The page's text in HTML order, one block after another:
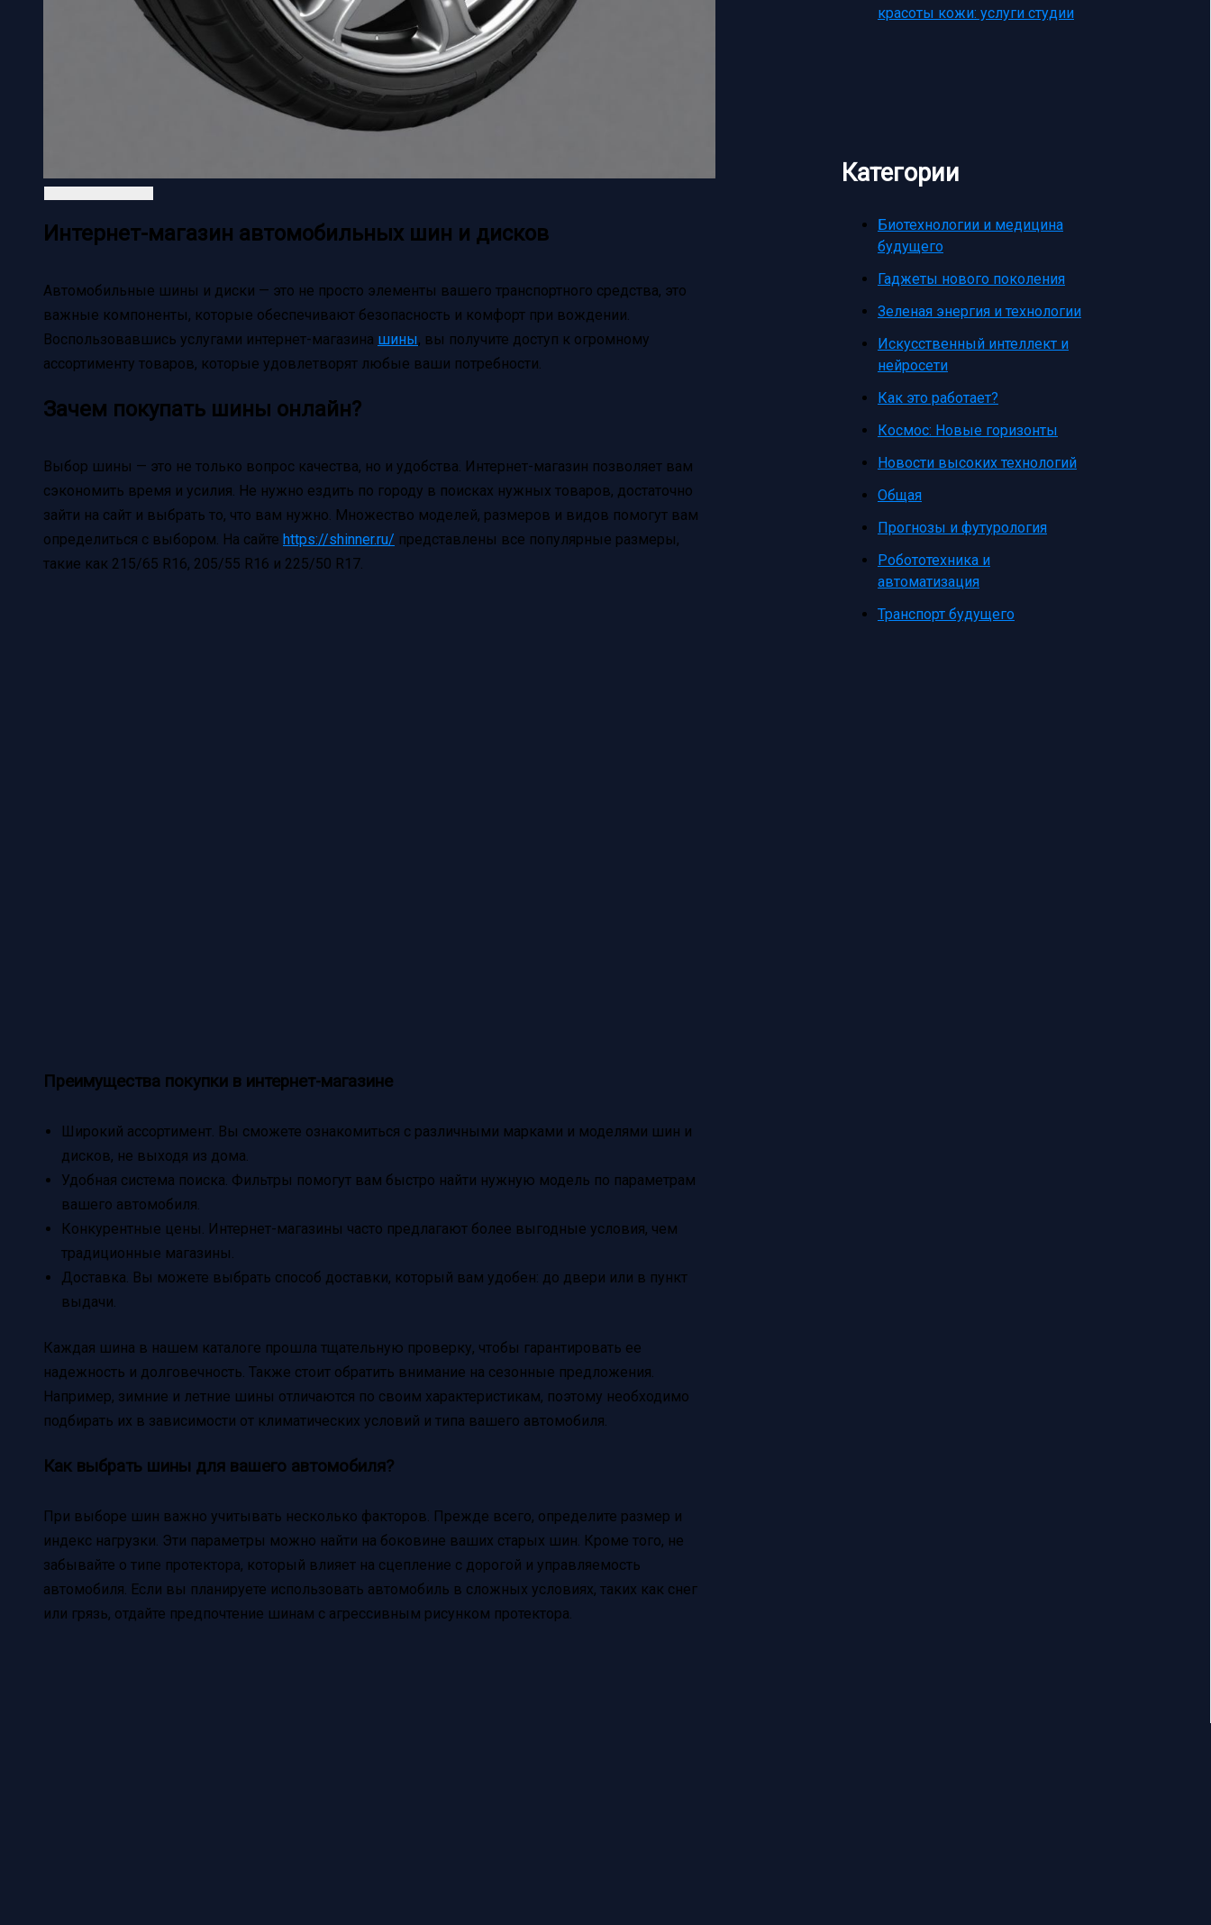
Интернет-магазин автомобильных шин и дисков
Автомобильные шины и диски — это не просто элементы вашего транспортного средства, это
важные компоненты, которые обеспечивают безопасность и комфорт при вождении.
Воспользовавшись услугами интернет-магазина шины, вы получите доступ к огромному
ассортименту товаров, которые удовлетворят любые ваши потребности.
Зачем покупать шины онлайн?
Выбор шины — это не только вопрос качества, но и удобства. Интернет-магазин позволяет вам
сэкономить время и усилия. Не нужно ездить по городу в поисках нужных товаров, достаточно
зайти на сайт и выбрать то, что вам нужно. Множество моделей, размеров и видов помогут вам
определиться с выбором. На сайте https://shinner.ru/ представлены все популярные размеры,
такие как 215/65 R16, 205/55 R16 и 225/50 R17.
Преимущества покупки в интернет-магазине
Широкий ассортимент. Вы сможете ознакомиться с различными марками и моделями шин и
дисков, не выходя из дома.
Удобная система поиска. Фильтры помогут вам быстро найти нужную модель по параметрам
вашего автомобиля.
Конкурентные цены. Интернет-магазины часто предлагают более выгодные условия, чем
традиционные магазины.
Доставка. Вы можете выбрать способ доставки, который вам удобен: до двери или в пункт
выдачи.
Каждая шина в нашем каталоге прошла тщательную проверку, чтобы гарантировать ее
надежность и долговечность. Также стоит обратить внимание на сезонные предложения.
Например, зимние и летние шины отличаются по своим характеристикам, поэтому необходимо
подбирать их в зависимости от климатических условий и типа вашего автомобиля.
Как выбрать шины для вашего автомобиля?
При выборе шин важно учитывать несколько факторов. Прежде всего, определите размер и
индекс нагрузки. Эти параметры можно найти на боковине ваших старых шин. Кроме того, не
забывайте о типе протектора, который влияет на сцепление с дорогой и управляемость
автомобиля. Если вы планируете использовать автомобиль в сложных условиях, таких как снег
или грязь, отдайте предпочтение шинам с агрессивным рисунком протектора.
красоты кожи: услуги студии
Категории
Биотехнологии и медицина
будущего
Гаджеты нового поколения
Зеленая энергия и технологии
Искусственный интеллект и
нейросети
Как это работает?
Космос: Новые горизонты
Новости высоких технологий
Общая
Прогнозы и футурология
Робототехника и
автоматизация
Транспорт будущего